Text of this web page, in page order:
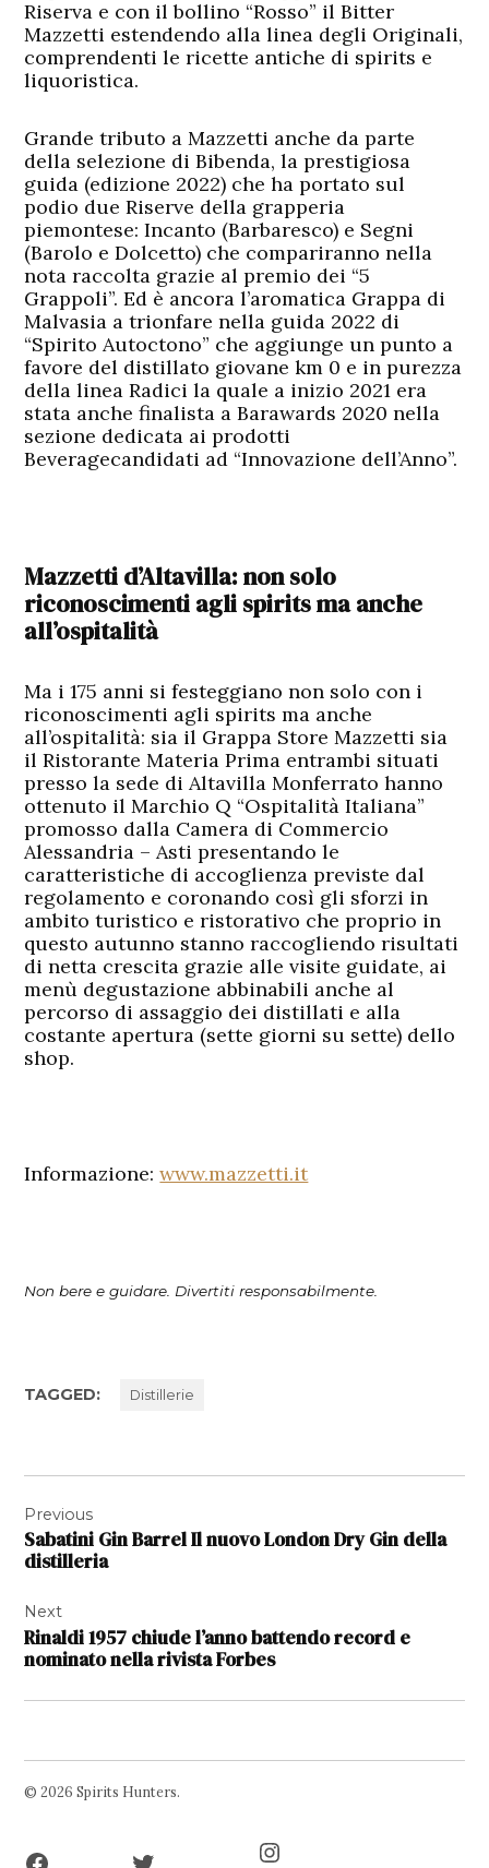
Riserva e con il bollino “Rosso” il Bitter
Mazzetti estendendo alla linea degli Originali,
comprendenti le ricette antiche di spirits e
liquoristica.
Grande tributo a Mazzetti anche da parte
della selezione di Bibenda, la prestigiosa
guida (edizione 2022) che ha portato sul
podio due Riserve della grapperia
piemontese: Incanto (Barbaresco) e Segni
(Barolo e Dolcetto) che compariranno nella
nota raccolta grazie al premio dei “5
Grappoli”. Ed è ancora l’aromatica Grappa di
Malvasia a trionfare nella guida 2022 di
“Spirito Autoctono” che aggiunge un punto a
favore del distillato giovane km 0 e in purezza
della linea Radici la quale a inizio 2021 era
stata anche finalista a Barawards 2020 nella
sezione dedicata ai prodotti
Beveragecandidati ad “Innovazione dell’Anno”.
Mazzetti d’Altavilla: non solo
riconoscimenti agli spirits ma anche
all’ospitalità
Ma i 175 anni si festeggiano non solo con i
riconoscimenti agli spirits ma anche
all’ospitalità: sia il Grappa Store Mazzetti sia
il Ristorante Materia Prima entrambi situati
presso la sede di Altavilla Monferrato hanno
ottenuto il Marchio Q “Ospitalità Italiana”
promosso dalla Camera di Commercio
Alessandria – Asti presentando le
caratteristiche di accoglienza previste dal
regolamento e coronando così gli sforzi in
ambito turistico e ristorativo che proprio in
questo autunno stanno raccogliendo risultati
di netta crescita grazie alle visite guidate, ai
menù degustazione abbinabili anche al
percorso di assaggio dei distillati e alla
costante apertura (sette giorni su sette) dello
shop.
Informazione: www.mazzetti.it
Non bere e guidare. Divertiti responsabilmente.
TAGGED: Distillerie
articoli
Previous
Sabatini Gin Barrel Il nuovo London Dry Gin della
distilleria
Next
Rinaldi 1957 chiude l’anno battendo record e
nominato nella rivista Forbes
© 2026 Spirits Hunters.